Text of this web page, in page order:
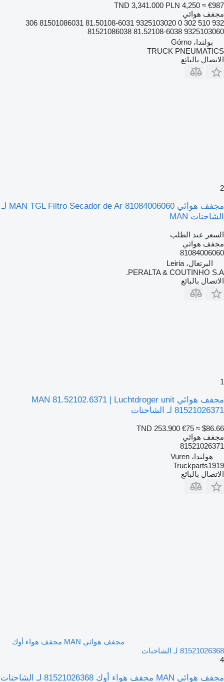
TND 3,341.000 PLN 4,250 ≈ €987
مجفف هوائي
932 510 302 0 9325103020 81.50108-6031 81501086031 306
9325103060 81.52108-6038 81521086038
بولندا، Górno
TRUCK PNEUMATICS
الاتصال بالبائع
2
مجفف هوائي MAN TGL Filtro Secador de Ar 81084006060 لـ
الشاحنات MAN
السعر عند الطلب
مجفف هوائي
81084006060
البرتغال، Leiria
PERALTA & COUTINHO S.A.
الاتصال بالبائع
1
مجفف هوائي MAN 81.52102.6371 | Luchtdroger unit
81521026371 لـ الشاحنات
TND 253.900 €75 ≈ $86.66
مجفف هوائي
81521026371
هولندا، Vuren
Truckparts1919
الاتصال بالبائع
مجفف هوائي MAN مجفف هواء أوك
81521026368 لـ الشاحنات
4
مجفف هوائي MAN مجفف هواء أوك 81521026368 لـ الشاحنات